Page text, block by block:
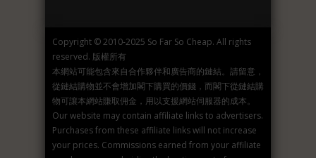
Copyright © 2010-2025 So Far So Cheap. All rights
reserved. 版權所有
本網站可能包含來自合作夥伴和廣告商的鏈結。請留意，
從鏈結購物並不會增加閣下購買的價錢，而閣下從鏈結購
物可讓本網站賺取佣金，用以支援網站伺服器的成本。
Our website may contain affiliate links to advertisers.
Purchases from these affiliate links will not increase
your prices. Commissions earned from your affiliate